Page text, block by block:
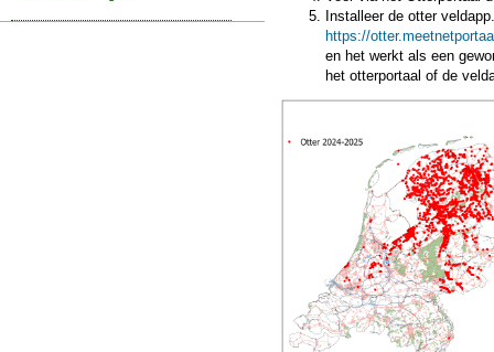
Installeer de otter
https://
en het werkt als een
het otterportaal of de